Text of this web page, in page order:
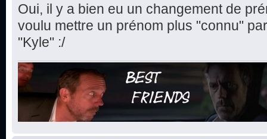
Oui, il y a bien eu un changement de
voulu mettre un prénom plus "connu"
"Kyle" :/